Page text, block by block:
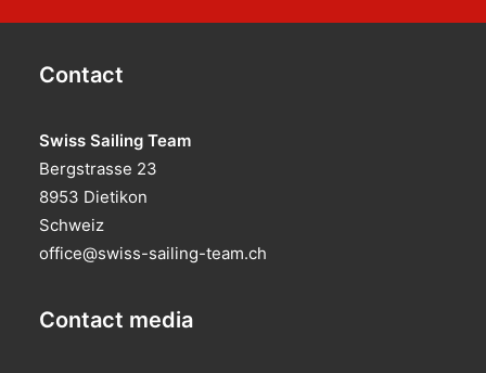
Contact
Swiss Sailing Team
Bergstrasse 23
8953 Dietikon
Schweiz
office@swiss-sailing-team.ch
Contact media